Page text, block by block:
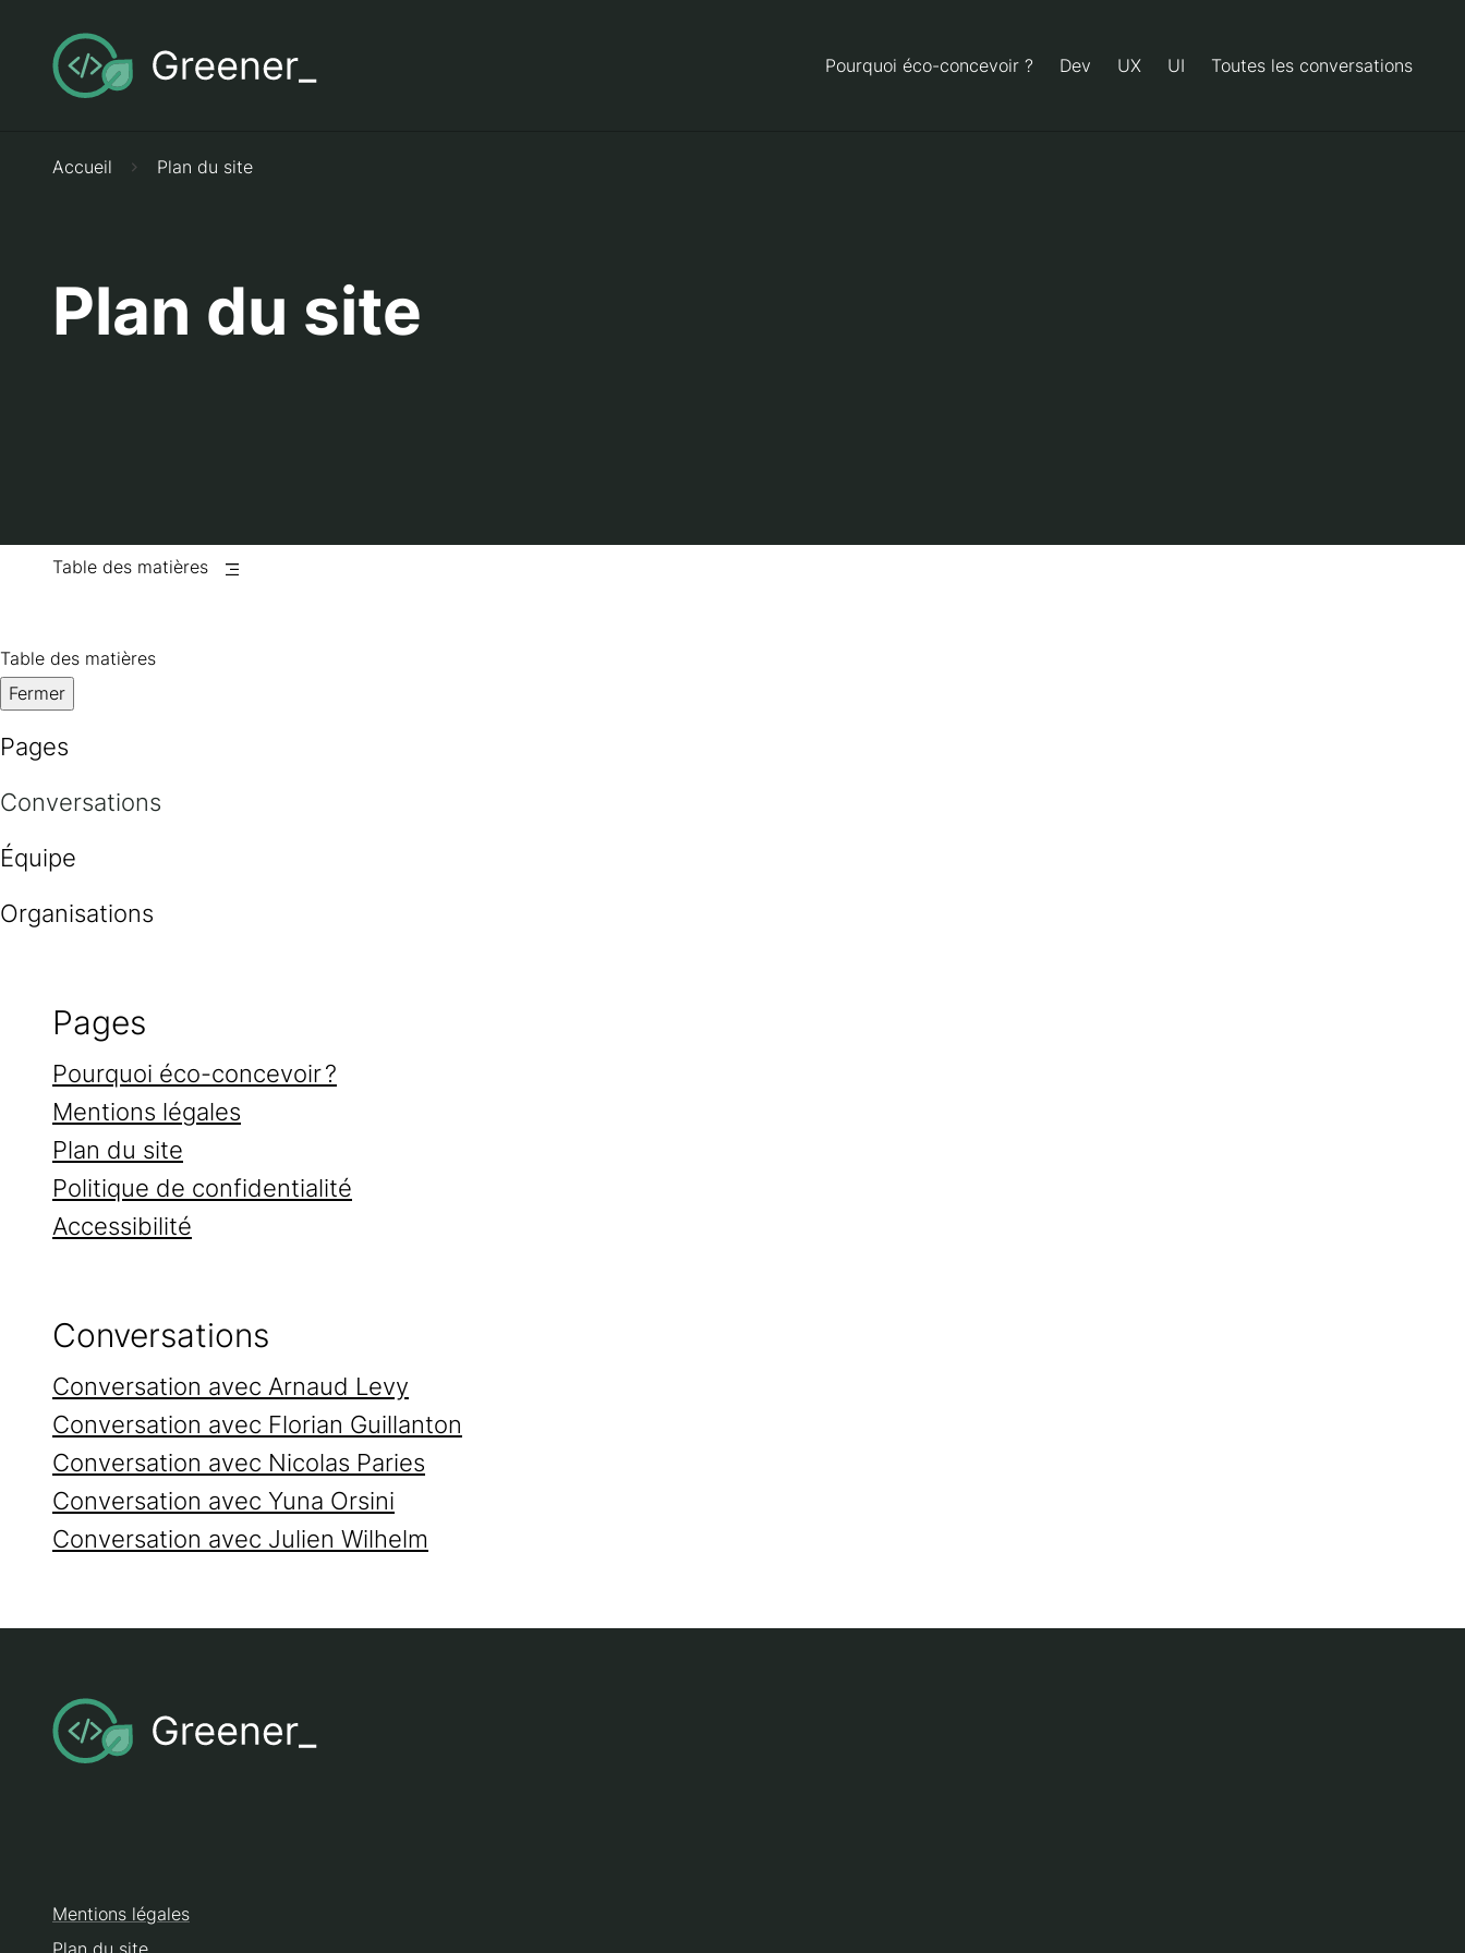
Pourquoi éco-concevoir ? Dev UX UI Toutes les conversations
Accueil Plan du site
Plan du site
Table des matières
Table des matières
Fermer
Pages
Conversations
Équipe
Organisations
Pages
Pourquoi éco-concevoir ?
Mentions légales
Plan du site
Politique de confidentialité
Accessibilité
Conversations
Conversation avec Arnaud Levy
Conversation avec Florian Guillanton
Conversation avec Nicolas Paries
Conversation avec Yuna Orsini
Conversation avec Julien Wilhelm
Mentions légales
Plan du site